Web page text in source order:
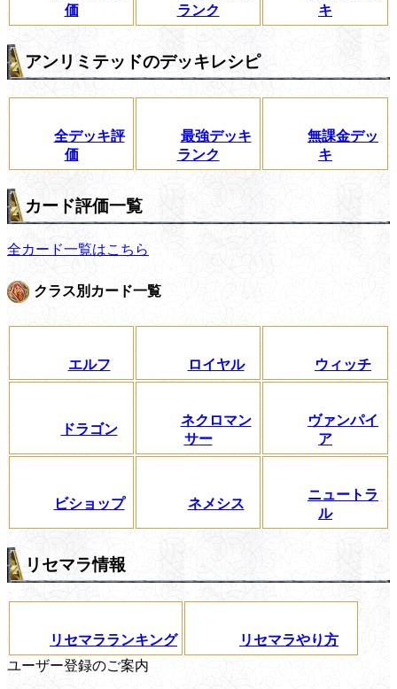
価
ランク
キ
アンリミテッドのデッキレシピ
全デッキ評
価
最強デッキ
ランク
無課金デッ
キ
カード評価一覧
全カード一覧はこちら
クラス別カード一覧
エルフ ロイヤル ウィッチ
ドラゴン
ネクロマン
サー
ヴァンパイ
ア
ビショップ ネメシス
ニュートラ
ル
リセマラ情報
リセマラランキング
リセマラやり方
ユーザー登録のご案内